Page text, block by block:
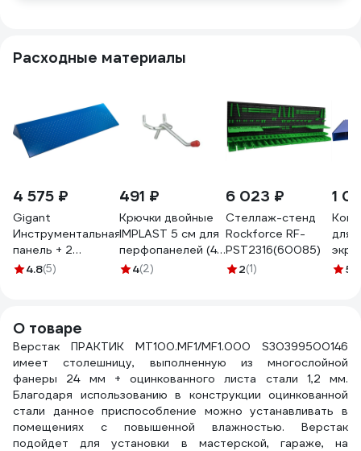
Расходные материалы
4 575 ₽
Gigant
Инструментальная
панель + 2
кронштейна ПИК,
4.8(5)
491 ₽
Крючки двойные
IMPLAST 5 см для
перфопанелей (4
шт.) PH806
4(2)
6 023 ₽
Стеллаж-стенд
Rockforce RF-
PST2316(60085)
2(1)
1
для
5
О товаре
Верстак ПРАКТИК MT100.MF1/MF1.000 S30399500146
имеет столешницу, выполненную из многослойной
фанеры 24 мм + оцинкованного листа стали 1,2 мм.
Благодаря использованию в конструкции оцинкованной
стали данное приспособление можно устанавливать в
помещениях с повышенной влажностью. Верстак
подойдет для установки в мастерской, гараже, на